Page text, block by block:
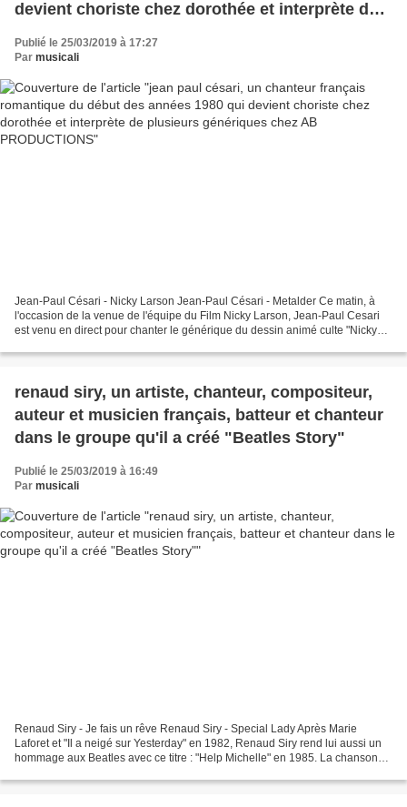
devient choriste chez dorothée et interprète de
plusieurs génériques chez AB PRODUCTIONS
Publié le 25/03/2019 à 17:27
Par musicali
Jean-Paul Césari - Nicky Larson Jean-Paul Césari - Metalder Ce matin, à
l'occasion de la venue de l'équipe du Film Nicky Larson, Jean-Paul Cesari
est venu en direct pour chanter le générique du dessin animé culte "Nicky
renaud siry, un artiste, chanteur, compositeur,
auteur et musicien français, batteur et chanteur
dans le groupe qu'il a créé "Beatles Story"
Publié le 25/03/2019 à 16:49
Par musicali
Renaud Siry - Je fais un rêve Renaud Siry - Special Lady Après Marie
Laforet et "Il a neigé sur Yesterday" en 1982, Renaud Siry rend lui aussi un
hommage aux Beatles avec ce titre : "Help Michelle" en 1985. La chanson